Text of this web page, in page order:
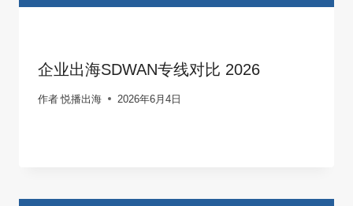
企业出海SDWAN专线对比 2026
作者 悦播出海 2026年6月4日